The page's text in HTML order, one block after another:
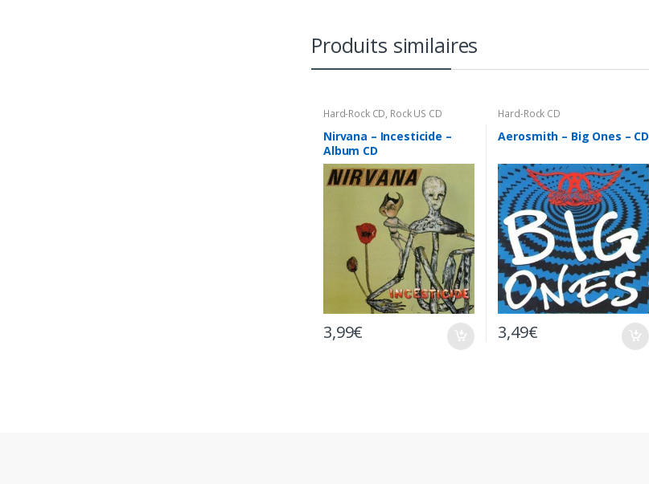
Produits similaires
Hard-Rock CD, Rock US CD
Nirvana – Incesticide –
Album CD
3,99€
Hard-Rock CD
Aerosmith – Big Ones – CD
3,49€